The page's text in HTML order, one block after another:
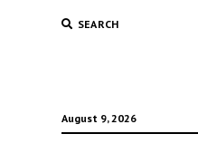
SEARCH
August 9, 2026